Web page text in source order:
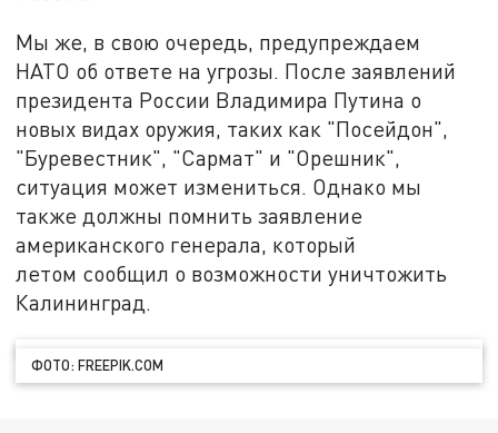
Мы же, в свою очередь, предупреждаем
НАТО об ответе на угрозы. После заявлений
президента России Владимира Путина о
новых видах оружия, таких как "Посейдон",
"Буревестник", "Сармат" и "Орешник",
ситуация может измениться. Однако мы
также должны помнить заявление
американского генерала, который
летом сообщил о возможности уничтожить
Калининград.
ФОТО: FREEPIK.COM